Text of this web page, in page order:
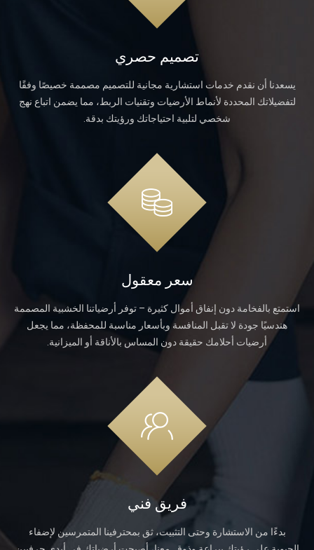
تصميم حصري
يسعدنا أن نقدم خدمات استشارية مجانية للتصميم مصممة خصيصًا وفقًا
لتفضيلاتك المحددة لأنماط الأرضيات وتقنيات الربط، مما يضمن اتباع نهج
شخصي لتلبية احتياجاتك ورؤيتك بدقة.
سعر معقول
استمتع بالفخامة دون إنفاق أموال كثيرة – توفر أرضياتنا الخشبية المصممة
هندسيًا جودة لا تقبل المنافسة وبأسعار مناسبة للمحفظة، مما يجعل
أرضيات أحلامك حقيقة دون المساس بالأناقة أو الميزانية.
فريق فني
بدءًا من الاستشارة وحتى التثبيت، ثق بمحترفينا المتمرسين لإضفاء